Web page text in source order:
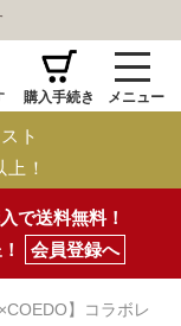
購入手続き メニュー
ト
上！
で送料無料！
会員登録へ
】コラボレ